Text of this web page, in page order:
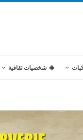
شخصيات ثقافية